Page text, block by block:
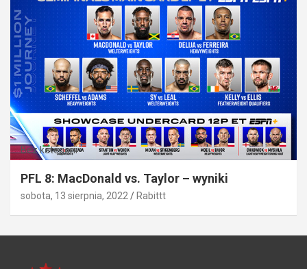
Bez kategorii
PFL 8: MacDonald vs. Taylor – wyniki
sobota, 13 sierpnia, 2022 Rabittt